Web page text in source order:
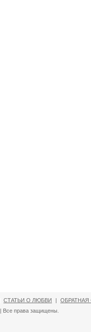
СТАТЬИ О ЛЮБВИ |
ОБРАТНАЯ
| Все права защищены.